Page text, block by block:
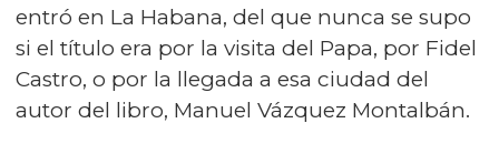
entró en La Habana, del que nunca se supo
si el título era por la visita del Papa, por Fidel
Castro, o por la llegada a esa ciudad del
autor del libro, Manuel Vázquez Montalbán.